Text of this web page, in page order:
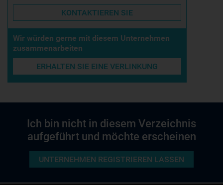
KONTAKTIEREN SIE
Wir würden gerne mit diesem Unternehmen
zusammenarbeiten
ERHALTEN SIE EINE VERLINKUNG
Ich bin nicht in diesem Verzeichnis
aufgeführt und möchte erscheinen
UNTERNEHMEN REGISTRIEREN LASSEN